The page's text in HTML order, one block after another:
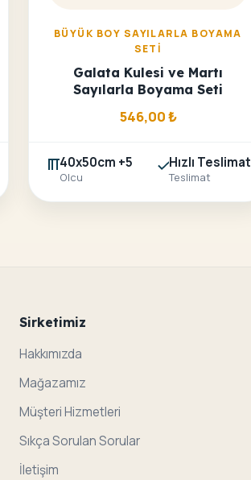
BÜYÜK BOY SAYILARLA BOYAMA
SETI
Galata Kulesi ve Martı
Sayılarla Boyama Seti
546,00₺
40x50cm +5
Olcu
Hızlı Teslimat
Teslimat
Sirketimiz
Hakkımızda
Mağazamız
Müşteri Hizmetleri
Sıkça Sorulan Sorular
İletişim